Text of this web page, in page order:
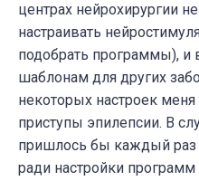
центрах нейрохирургии
настраивать
подобрать программы), и
шаблонам для других
некоторых настроек меня
приступы эпилепсии. В
пришлось бы каждый раз
ради настройки программ